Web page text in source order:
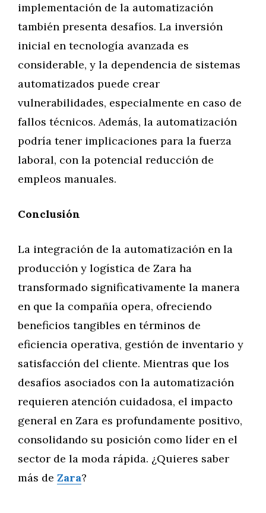
implementación de la automatización
también presenta desafíos. La inversión
inicial en tecnología avanzada es
considerable, y la dependencia de sistemas
automatizados puede crear
vulnerabilidades, especialmente en caso de
fallos técnicos. Además, la automatización
podría tener implicaciones para la fuerza
laboral, con la potencial reducción de
empleos manuales.
Conclusión
La integración de la automatización en la
producción y logística de Zara ha
transformado significativamente la manera
en que la compañía opera, ofreciendo
beneficios tangibles en términos de
eficiencia operativa, gestión de inventario y
satisfacción del cliente. Mientras que los
desafíos asociados con la automatización
requieren atención cuidadosa, el impacto
general en Zara es profundamente positivo,
consolidando su posición como líder en el
sector de la moda rápida. ¿Quieres saber
más de Zara?